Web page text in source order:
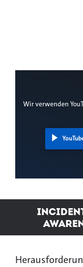
Wir verwenden